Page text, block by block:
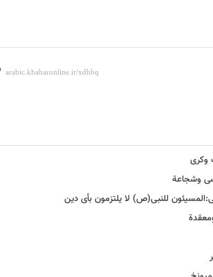
وکری
وشجاعة
للنبی(ص) لا یلتزمون بأی دین